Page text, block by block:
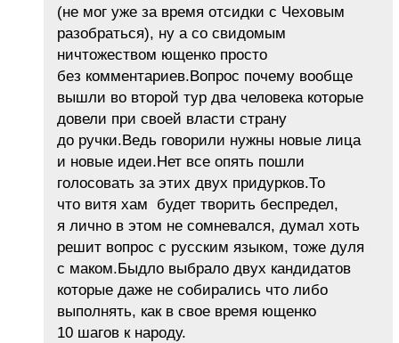
(не мог уже за время отсидки с Чеховым
разобраться), ну а со свидомым
ничтожеством ющенко просто
без комментариев.Вопрос почему вообще
вышли во второй тур два человека которые
довели при своей власти страну
до ручки.Ведь говорили нужны новые лица
и новые идеи.Нет все опять пошли
голосовать за этих двух придурков.То
что витя хам будет творить беспредел,
я лично в этом не сомневался, думал хоть
решит вопрос с русским языком, тоже дуля
с маком.Быдло выбрало двух кандидатов
которые даже не собирались что либо
выполнять, как в свое время ющенко
10 шагов к народу.